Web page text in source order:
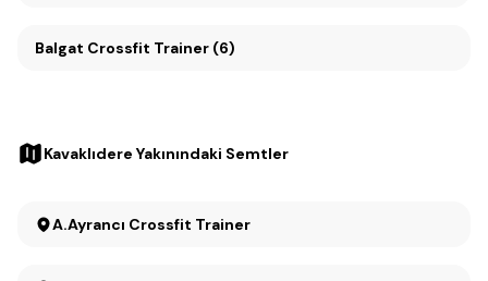
Balgat Crossfit Trainer (6)
Kavaklıdere Yakınındaki Semtler
A.Ayrancı Crossfit Trainer